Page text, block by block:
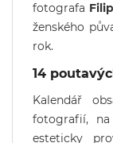
fotografa
ženského
rok.
14
Kalendář
fotografií,
esteticky